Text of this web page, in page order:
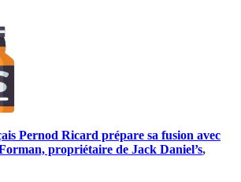
Pernod Ricard prépare sa fusion avec
propriétaire de Jack Daniel’s,